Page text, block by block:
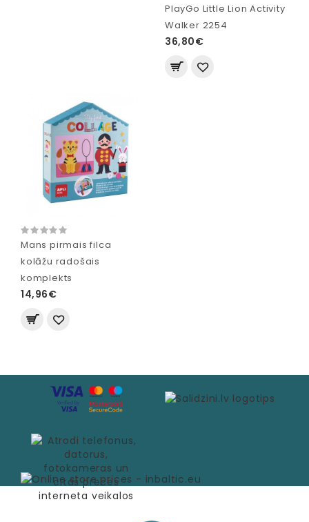
PlayGo Little Lion Activity
Walker 2254
36,80€
Mans pirmais filca
kolāžu radošais
komplekts
14,96€